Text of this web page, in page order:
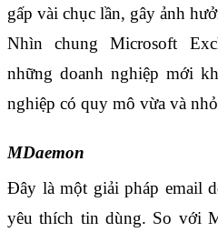
gấp vài chục lần, gây ảnh
Nhìn chung Microsoft
những doanh nghiệp mới
nghiệp có quy mô vừa và
MDaemon
Đây là một giải pháp email
yêu thích tin dùng. So với